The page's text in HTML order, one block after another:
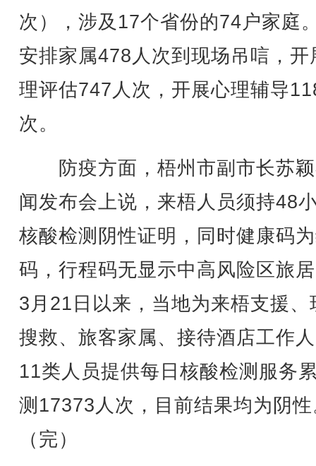
次），涉及17个省份的74户家庭
安排家属478人次到现场吊唁，开
理评估747人次，开展心理辅导
次。
防疫方面，梧州市副市长苏
闻发布会上说，来梧人员须持48
核酸检测阴性证明，同时健康码
码，行程码无显示中高风险区旅
3月21日以来，当地为来梧支援、
搜救、旅客家属、接待酒店工作
11类人员提供每日核酸检测服务
测17373人次，目前结果均为阴
（完）